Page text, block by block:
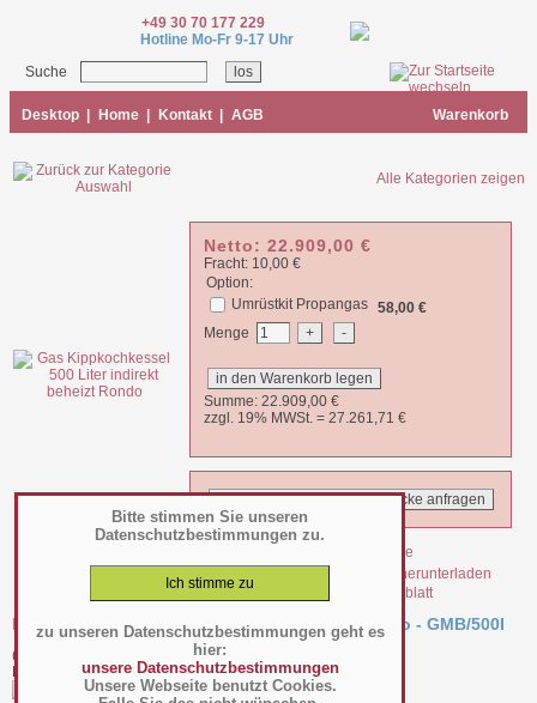
Bitte stimmen Sie unseren
Datenschutzbestimmungen zu.
zu unseren Datenschutzbestimmungen geht es
hier:
unsere Datenschutzbestimmungen
Unsere Webseite benutzt Cookies.
+49 30 70 177 229
Hotline Mo-Fr 9-17 Uhr
Suche
Desktop Home Kontakt AGB Warenkorb
Alle Kategorien zeigen
Netto: 22.909,00 €
Fracht: 10,00 €
Option:
Umrüstkit Propangas 58,00 €
Menge
Summe: 22.909,00 €
zzgl. 19% MWSt. = 27.261,71 €
file_20504.pdf Datenblatt
Kippkochkessel 500 Liter indirekt beheizt Rondo - GMB/500I
(Art.-Nr.:
Hersteller/Großhändler Diamond